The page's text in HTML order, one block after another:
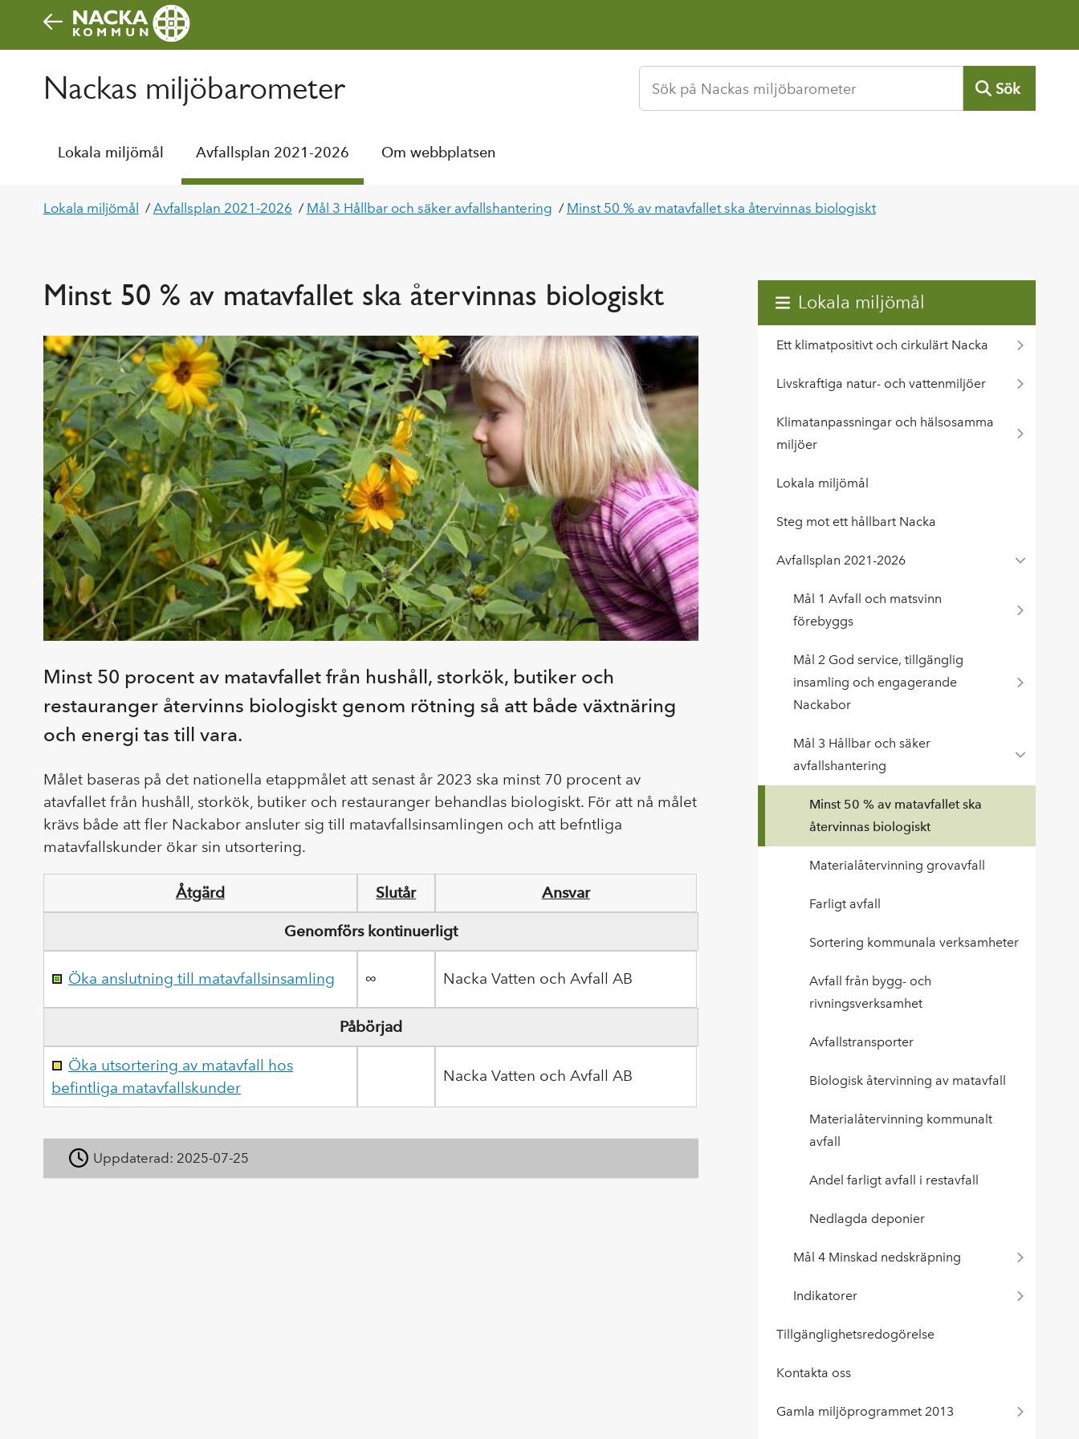
Gå direkt till sidans innehåll
Nackas miljöbarometer Sök
Lokala miljömål Avfallsplan 2021-2026 Om webbplatsen
Lokala miljömål / Avfallsplan 2021-2026 / Mål 3 Hållbar och säker avfallshantering / Minst 50 % av matavfallet ska återvinnas biologiskt
Minst 50 % av matavfallet ska återvinnas biologiskt
Minst 50 procent av matavfallet från hushåll, storkök, butiker och
restauranger återvinns biologiskt genom rötning så att både växtnäring
och energi tas till vara.
Målet baseras på det nationella etappmålet att senast år 2023 ska minst 70 procent av
atavfallet från hushåll, storkök, butiker och restauranger behandlas biologiskt. För att nå målet
krävs både att fler Nackabor ansluter sig till matavfallsinsamlingen och att befntliga
matavfallskunder ökar sin utsortering.
Åtgärd Slutår Ansvar
Genomförs kontinuerligt
Öka anslutning till matavfallsinsamling ∞ Nacka Vatten och Avfall AB
Påbörjad
Öka utsortering av matavfall hos
befintliga matavfallskunder
Nacka Vatten och Avfall AB
Uppdaterad: 2025-07-25
Lokala miljömål
Ett klimatpositivt och cirkulärt Nacka
Livskraftiga natur- och vattenmiljöer
Klimatanpassningar och hälsosamma
miljöer
Lokala miljömål
Steg mot ett hållbart Nacka
Avfallsplan 2021-2026
Mål 1 Avfall och matsvinn
förebyggs
Mål 2 God service, tillgänglig
insamling och engagerande
Nackabor
Mål 3 Hållbar och säker
avfallshantering
Minst 50 % av matavfallet ska
återvinnas biologiskt
Materialåtervinning grovavfall
Farligt avfall
Sortering kommunala verksamheter
Avfall från bygg- och
rivningsverksamhet
Avfallstransporter
Biologisk återvinning av matavfall
Materialåtervinning kommunalt
avfall
Andel farligt avfall i restavfall
Nedlagda deponier
Mål 4 Minskad nedskräpning
Indikatorer
Tillgänglighetsredogörelse
Kontakta oss
Gamla miljöprogrammet 2013